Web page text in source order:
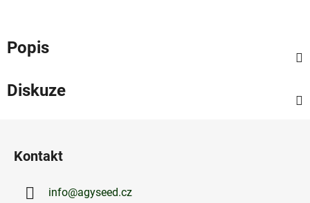
Popis
Diskuze
Kontakt
info@agyseed.cz